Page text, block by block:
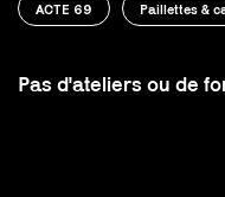
ACTE 69 Paillettes &
Pas d'ateliers ou de